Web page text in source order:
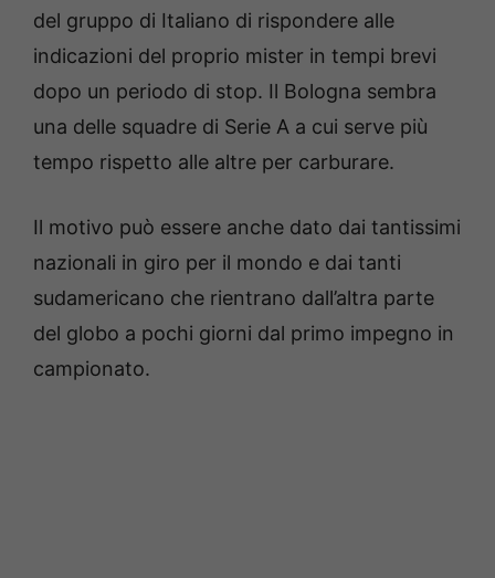
del gruppo di Italiano di rispondere alle
indicazioni del proprio mister in tempi brevi
dopo un periodo di stop. Il Bologna sembra
una delle squadre di Serie A a cui serve più
tempo rispetto alle altre per carburare.
Il motivo può essere anche dato dai tantissimi
nazionali in giro per il mondo e dai tanti
sudamericano che rientrano dall’altra parte
del globo a pochi giorni dal primo impegno in
campionato.